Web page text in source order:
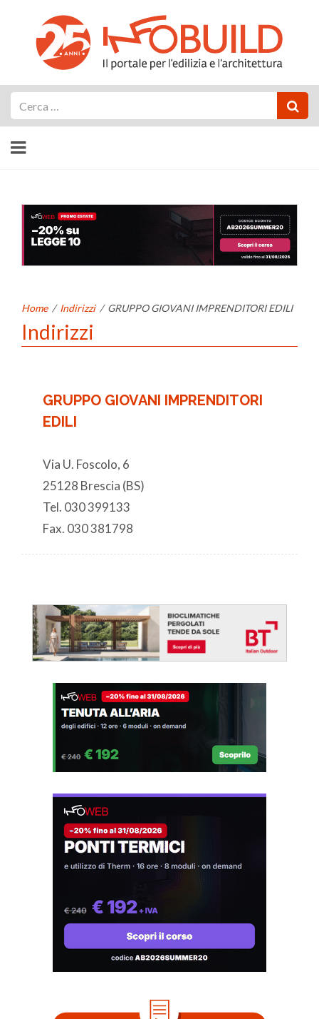
Home / Indirizzi / GRUPPO GIOVANI IMPRENDITORI EDILI
Indirizzi
GRUPPO GIOVANI IMPRENDITORI
EDILI
Via U. Foscolo, 6
25128 Brescia (BS)
Tel. 030 399133
Fax. 030 381798